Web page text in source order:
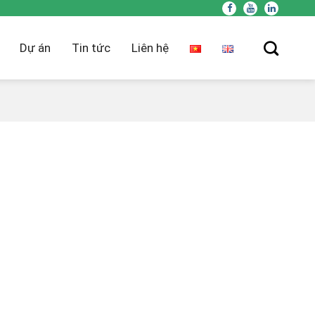
Dự án Tin tức Liên hệ